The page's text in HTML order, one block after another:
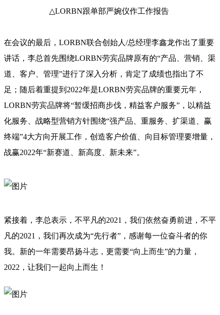
△LORBN跟单部严婉仪作工作报告
在会议的最后，LORBN联合创始人/总经理李鑫龙作出了重要
讲话，李总首先围绕LORBN劳宾品牌原有的“产品、营销、渠
道、客户、管理”进行了深入分析，肯定了成绩也指出了不
足；随后着重提到2022年是LORBN劳宾品牌的重要元年，
LORBN劳宾品牌将“暂缓招商步伐，精益客户服务”，以精益
化服务、战略型营销方针围绕“强产品、重服务、扩渠道、赢
终端”4大方向开展工作，创造客户价值、向目标管理要增量，
战赢2022年“新赛道、新高度、新未来”。
紧接着，李总表示，不平凡的2021，我们依然奋勇前进，不平
凡的2021，我们再次成为“先行者”，感谢每一位奋斗者的你
我。新的一年需要昂扬斗志，更需要“向上而生”的力量，
2022，让我们一起向上而生！